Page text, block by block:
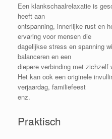
Een klankschaalrelaxatie is
heeft aan
ontspanning, innerlijke rust en
ervaring voor mensen die
dagelijkse stress en spanning
balanceren en een
diepere verbinding met zichzelf
Het kan ook een originele
verjaardag, familiefeest
enz.
Praktisch